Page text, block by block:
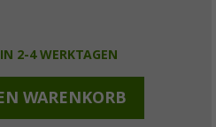
2-4 WERKTAGEN
WARENKORB